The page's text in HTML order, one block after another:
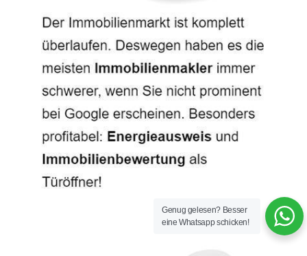
Genug gelesen? Besser
eine Whatsapp schicken!